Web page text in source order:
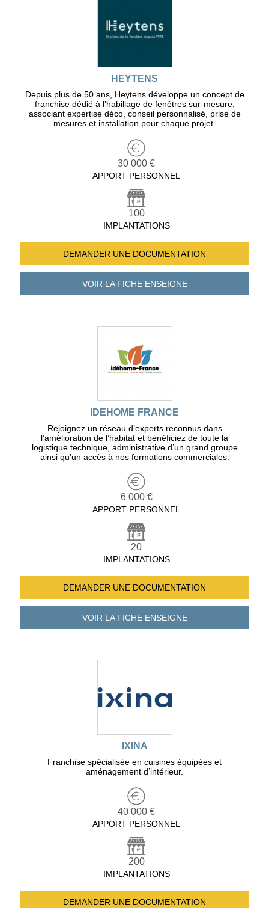
HEYTENS
Depuis plus de 50 ans, Heytens développe un concept de
franchise dédié à l’habillage de fenêtres sur-mesure,
associant expertise déco, conseil personnalisé, prise de
mesures et installation pour chaque projet.
30 000 €
APPORT PERSONNEL
100
IMPLANTATIONS
DEMANDER UNE DOCUMENTATION
VOIR LA FICHEENSEIGNE
IDEHOME FRANCE
Rejoignez un réseau d’experts reconnus dans
l’amélioration de l’habitat et bénéficiez de toute la
logistique technique, administrative d’un grand groupe
ainsi qu’un accès à nos formations commerciales.
6 000 €
APPORT PERSONNEL
20
IMPLANTATIONS
DEMANDER UNE DOCUMENTATION
VOIR LA FICHEENSEIGNE
IXINA
Franchise spécialisée en cuisines équipées et
aménagement d’intérieur.
40 000 €
APPORT PERSONNEL
200
IMPLANTATIONS
DEMANDER UNE DOCUMENTATION